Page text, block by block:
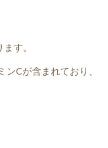
す。
Cが含まれており、